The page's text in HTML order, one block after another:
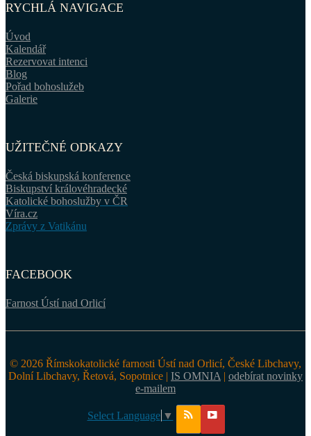
RYCHLÁ NAVIGACE
Úvod
Kalendář
Rezervovat intenci
Blog
Pořad bohoslužeb
Galerie
UŽITEČNÉ ODKAZY
Česká biskupská konference
Biskupství královéhradecké
Katolické bohoslužby v ČR
Víra.cz
Zprávy z Vatikánu
FACEBOOK
Farnost Ústí nad Orlicí
© 2026 Římskokatolické farnosti Ústí nad Orlicí, České Libchavy,
Dolní Libchavy, Řetová, Sopotnice | IS OMNIA | odebírat novinky
e-mailem
Select Language ▼